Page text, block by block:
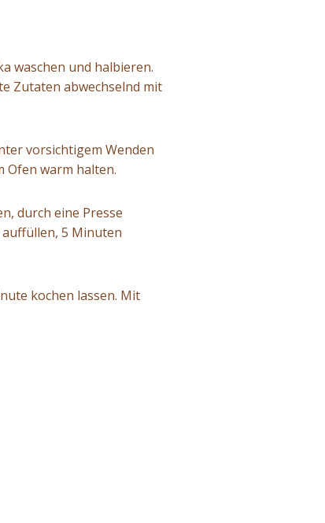
waschen und halbieren.
Zutaten abwechselnd mit
vorsichtigem Wenden
Ofen warm halten.
durch eine Presse
5 Minuten
kochen lassen. Mit